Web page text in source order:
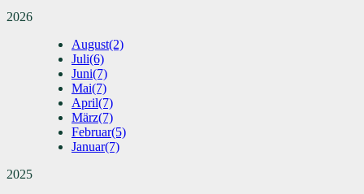
2026
August(2)
Juli(6)
Juni(7)
Mai(7)
April(7)
März(7)
Februar(5)
Januar(7)
2025